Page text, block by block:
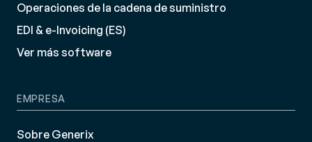
Operaciones de la cadena de suministro
EDI & e-Invoicing (ES)
Ver más software
EMPRESA
Sobre Generix